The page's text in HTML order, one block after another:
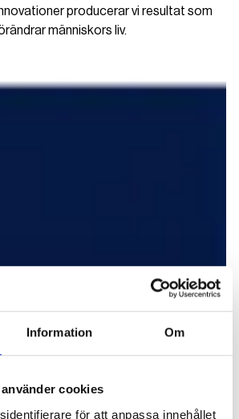
Information Om
cookies
för att anpassa innehållet
producerar vi resultat som
människors liv.